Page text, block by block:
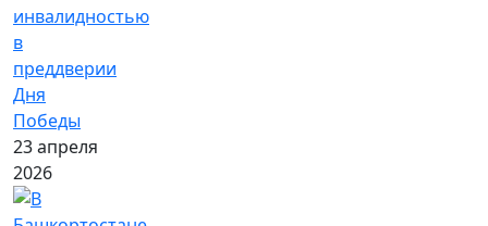
инвалидностью
в
преддверии
Дня
Победы
23 апреля
2026